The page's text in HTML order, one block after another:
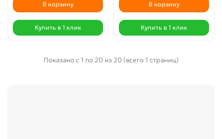
В корзину
Купить в 1 клик
В корзину
Купить в 1 клик
Показано с 1 по 20 из 20 (всего 1 страниц)